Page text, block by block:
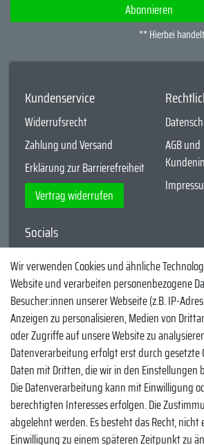
Abonnieren
** Hierbei
Kundenservice
Widerrufsrecht
Zahlung und Versand
Erklärung zur Barrierefreiheit
Vertrag widerrufen
AGB und
Socials
YouTube
Facebook
Instagram
TikTok
Zahlungsmethoden
Wir verwenden Cookies und ähnliche
Website und verarbeiten personenbezogene
Besucher:innen unserer Webseite (z.B. IP-
Anzeigen zu personalisieren, Medien von
oder Zugriffe auf unsere Website zu
Datenverarbeitung erfolgt erst durch gesetzte
Daten mit Dritten, die wir in den Einstellungen
Die Datenverarbeitung kann mit Einwilligung
berechtigten Interesses erfolgen. Die
abgelehnt werden. Es besteht das Recht,
Einwilligung zu einem späteren Zeitpunkt zu